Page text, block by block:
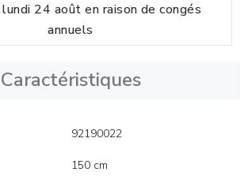
24 août en raison de congés
annuels
Caractéristiques
92190022
150 cm